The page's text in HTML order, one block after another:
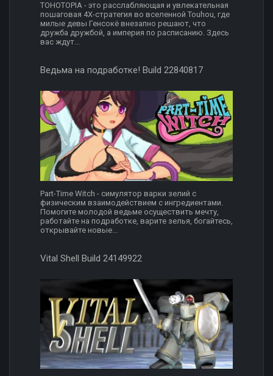
TOHOTOPIA - это расслабляющая и увлекательная
пошаговая 4X-стратегия во вселенной Touhou, где
милые девы Генсокё внезапно решают, что
дружба дружбой, а империя по расписанию. Здесь
вас ждут...
Ведьма на подработке! Build 22840817
Part-Time Witch - симулятор варки зелий с
физическим взаимодействием с ингредиентами.
Помогите молодой ведьме осуществить мечту,
работайте на подработке, варите зелья, богайтесь,
открывайте новые...
Vital Shell Build 24149922